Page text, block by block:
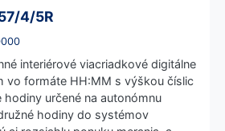
4/5R
interiérové viacriadkové digitálne
vo formáte HH:MM s výškou číslic
hodiny určené na autonómnu
hodiny do systémov